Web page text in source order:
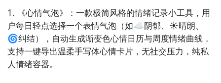
1. 《心情气泡》：一款极简风格的情绪记录小工具，用
户每日轻点选择一个表情气泡（如☁️阴郁、☀️晴朗、
🌀纠结），自动生成渐变色心情日历与周度情绪曲线，
支持一键导出温柔手写体心情卡片，无社交压力，纯私
人情绪容器。